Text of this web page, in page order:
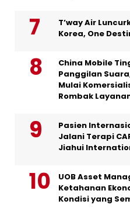
T’way Air
Korea, One
China Mobile
Panggilan
Mulai
Rombak
Pasien
Jalani Terapi
Jiahui
UOB Asset
Ketahanan
Kondisi yang